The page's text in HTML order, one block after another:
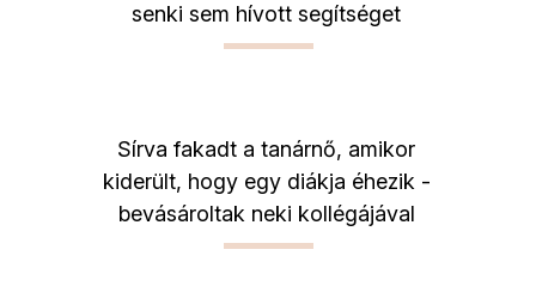
senki sem hívott segítséget
Sírva fakadt a tanárnő, amikor
kiderült, hogy egy diákja éhezik -
bevásároltak neki kollégájával